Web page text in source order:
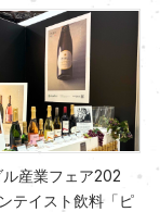
ル産業フェア202
テイスト飲料「ピ